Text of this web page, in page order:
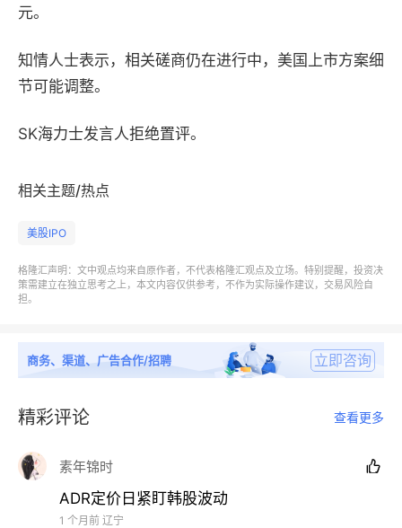
元。
知情人士表示，相关磋商仍在进行中，美国上市方案细
节可能调整。
SK海力士发言人拒绝置评。
相关主题/热点
美股IPO
格隆汇声明：文中观点均来自原作者，不代表格隆汇观点及立场。特别提醒，投资决
策需建立在独立思考之上，本文内容仅供参考，不作为实际操作建议，交易风险自
担。
商务、渠道、广告合作/招聘 立即咨询
精彩评论 查看更多
素年锦时 
ADR定价日紧盯韩股波动
1 个月前 辽宁